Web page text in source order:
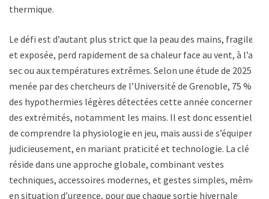
thermique.
Le défi est d’autant plus strict que la peau des mains, fragile
et exposée, perd rapidement de sa chaleur face au vent, à l’air
sec ou aux températures extrêmes. Selon une étude de 2025
menée par des chercheurs de l’Université de Grenoble, 75 %
des hypothermies légères détectées cette année concernent
des extrémités, notamment les mains. Il est donc essentiel
de comprendre la physiologie en jeu, mais aussi de s’équiper
judicieusement, en mariant praticité et technologie. La clé
réside dans une approche globale, combinant vestes
techniques, accessoires modernes, et gestes simples, même
en situation d’urgence, pour que chaque sortie hivernale